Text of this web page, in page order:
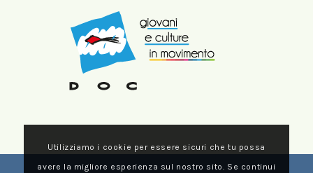
Utilizziamo i cookie per essere sicuri che tu possa
avere la migliore esperienza sul nostro sito. Se continui